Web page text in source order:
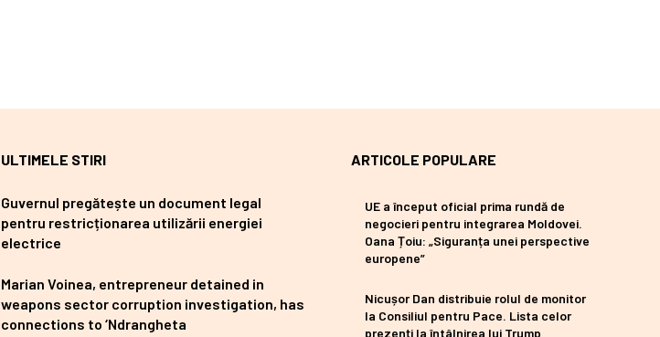
ULTIMELE STIRI
Guvernul pregătește un document legal
pentru restricționarea utilizării energiei
electrice
Marian Voinea, entrepreneur detained in
weapons sector corruption investigation, has
connections to ‘Ndrangheta
ARTICOLE POPULARE
UE a început oficial prima rundă de
negocieri pentru integrarea Moldovei.
Oana Țoiu: „Siguranța unei perspective
europene”
Nicușor Dan distribuie rolul de monitor
la Consiliul pentru Pace. Lista celor
prezenți la întâlnirea lui Trump